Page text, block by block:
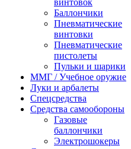
винтовок
Баллончики
Пневматические
винтовки
Пневматические
пистолеты
Пульки и шарики
ММГ / Учебное оружие
Луки и арбалеты
Спецсредства
Средства самообороны
Газовые
баллончики
Электрошокеры